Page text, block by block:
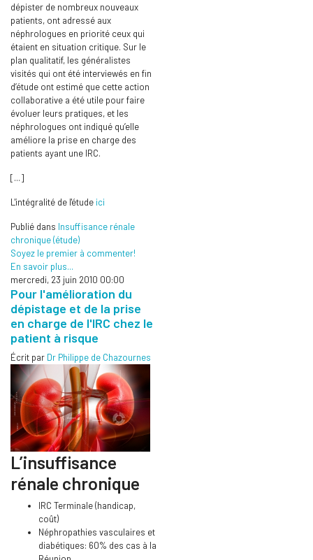
dépister de nombreux nouveaux
patients, ont adressé aux
néphrologues en priorité ceux qui
étaient en situation critique. Sur le
plan qualitatif, les généralistes
visités qui ont été interviewés en fin
d’étude ont estimé que cette action
collaborative a été utile pour faire
évoluer leurs pratiques, et les
néphrologues ont indiqué qu’elle
améliore la prise en charge des
patients ayant une IRC.
[...]
L'intégralité de l'étude ici
Publié dans Insuffisance rénale
chronique (étude)
Soyez le premier à commenter!
En savoir plus...
mercredi, 23 juin 2010 00:00
Pour l'amélioration du
dépistage et de la prise
en charge de l'IRC chez le
patient à risque
Écrit par Dr Philippe de Chazournes
L’insuffisance
rénale chronique
IRC Terminale (handicap,
coût)
Néphropathies vasculaires et
diabétiques: 60% des cas à la